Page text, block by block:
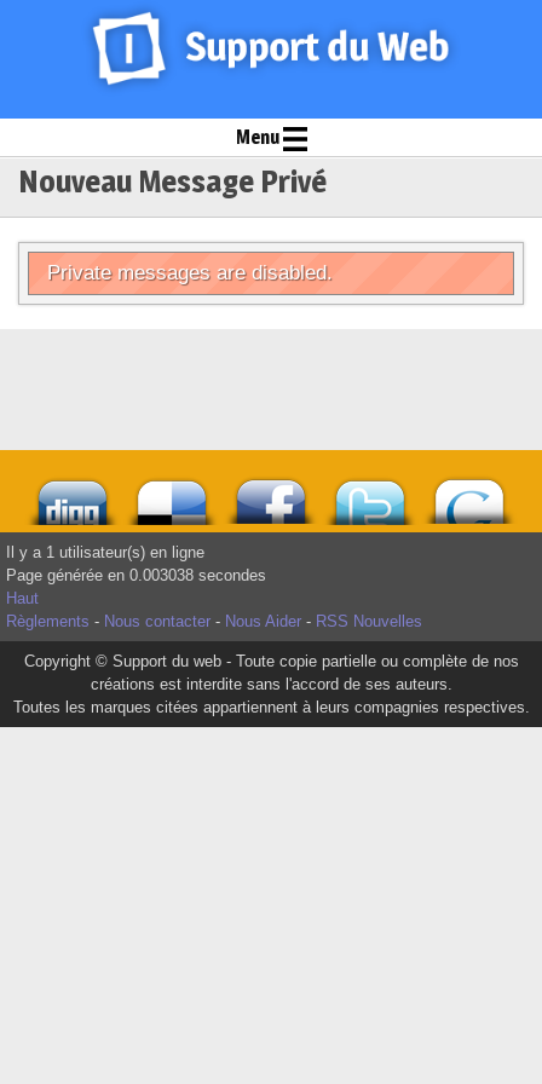
Menu
Nouveau Message Privé
Private messages are disabled.
Il y a 1 utilisateur(s) en ligne
Page générée en 0.003038 secondes
Haut
Règlements - Nous contacter - Nous Aider - RSS Nouvelles
Copyright © Support du web - Toute copie partielle ou complète de nos
créations est interdite sans l'accord de ses auteurs.
Toutes les marques citées appartiennent à leurs compagnies respectives.